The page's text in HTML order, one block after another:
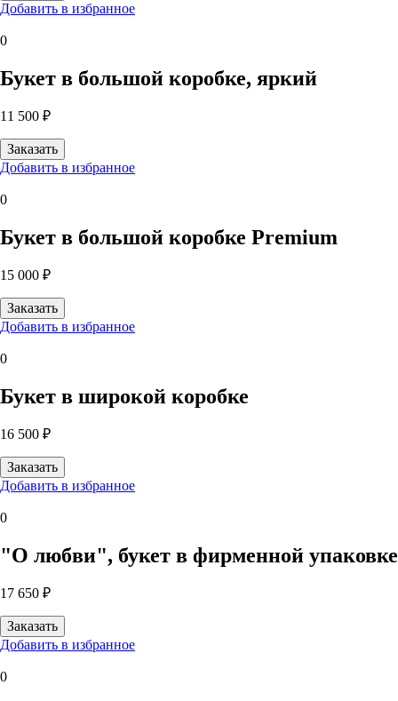
Добавить в избранное
0
Букет в большой коробке, яркий
11 500 ₽
Добавить в избранное
0
Букет в большой коробке Premium
15 000 ₽
Добавить в избранное
0
Букет в широкой коробке
16 500 ₽
Добавить в избранное
0
"О любви", букет в фирменной упаковке
17 650 ₽
Добавить в избранное
0